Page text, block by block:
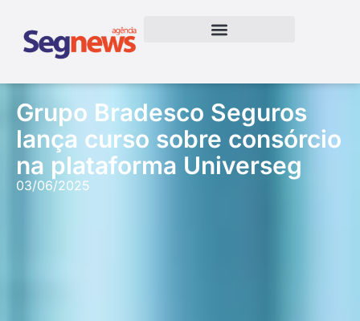
Grupo Bradesco Seguros
lança curso sobre consórcio
na plataforma Universeg
03/06/2025